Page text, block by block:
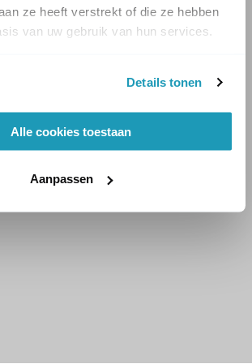
ze heeft verstrekt of die ze hebben
van uw gebruik van hun services.
Details tonen
Alle cookies toestaan
Aanpassen